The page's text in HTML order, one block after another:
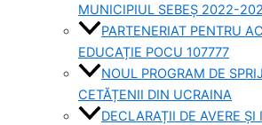
MUNICIPIUL SEBEȘ 2022-
PARTENERIAT PENTRU
EDUCAȚIE POCU 107777
NOUL PROGRAM DE
CETĂȚENII DIN UCRAINA
DECLARAȚII DE AVERE ȘI